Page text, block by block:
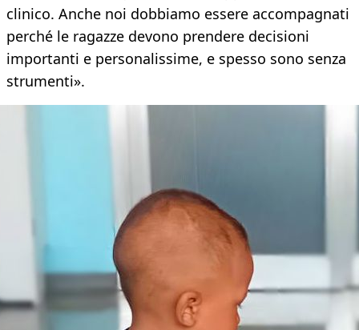
clinico. Anche noi dobbiamo essere accompagnati
perché le ragazze devono prendere decisioni
importanti e personalissime, e spesso sono senza
strumenti».